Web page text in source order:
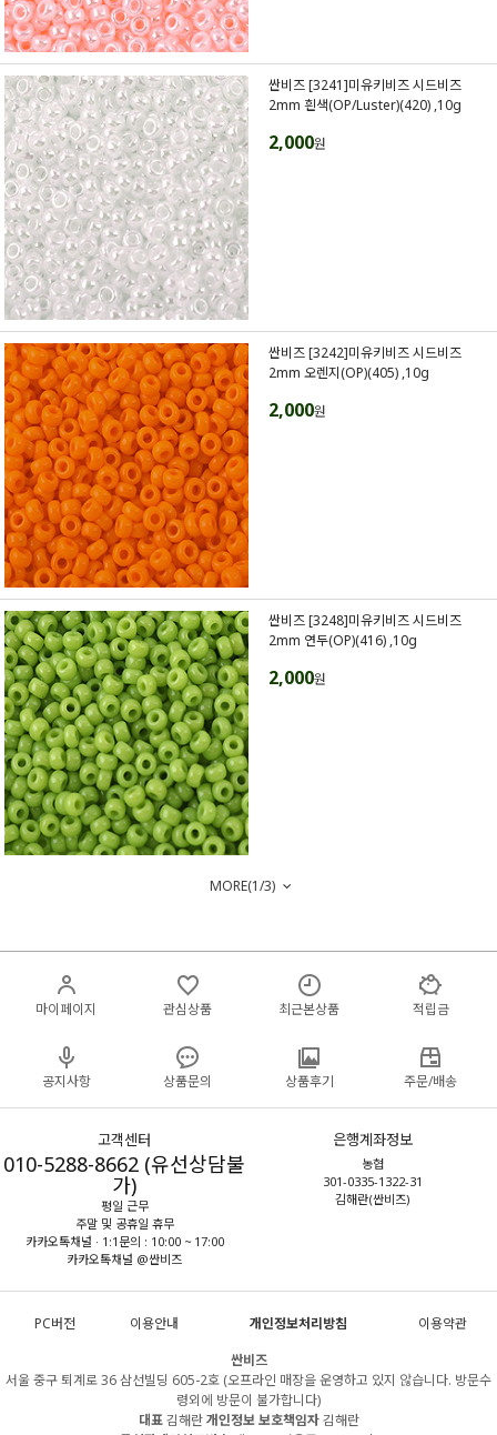
싼비즈 [3241]미유키비즈 시드비즈
2mm 흰색(OP/Luster)(420) ,10g
2,000원
싼비즈 [3242]미유키비즈 시드비즈
2mm 오렌지(OP)(405) ,10g
2,000원
싼비즈 [3248]미유키비즈 시드비즈
2mm 연두(OP)(416) ,10g
2,000원
MORE(1/3)
마이페이지 관심상품 최근본상품 적립금
공지사항 상품문의 상품후기 주문/배송
고객센터
010-5288-8662 (유선상담불
가)
평일 근무
주말 및 공휴일 휴무
카카오톡채널 · 1:1문의 : 10:00 ~ 17:00
카카오톡채널 @싼비즈
은행계좌정보
농협
301-0335-1322-31
김해란(싼비즈)
PC버전 이용안내 개인정보처리방침
이용약관
싼비즈
서울 중구 퇴계로 36 삼선빌딩 605-2호 (오프라인 매장을 운영하고 있지 않습니다. 방문수
령외에 방문이 불가합니다)
대표김해란개인정보 보호책임자김해란